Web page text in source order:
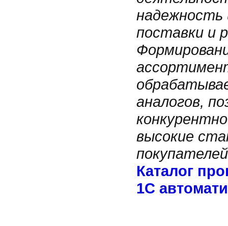
надежность
поставки и
аналогов,
высокие
Каталог
1С